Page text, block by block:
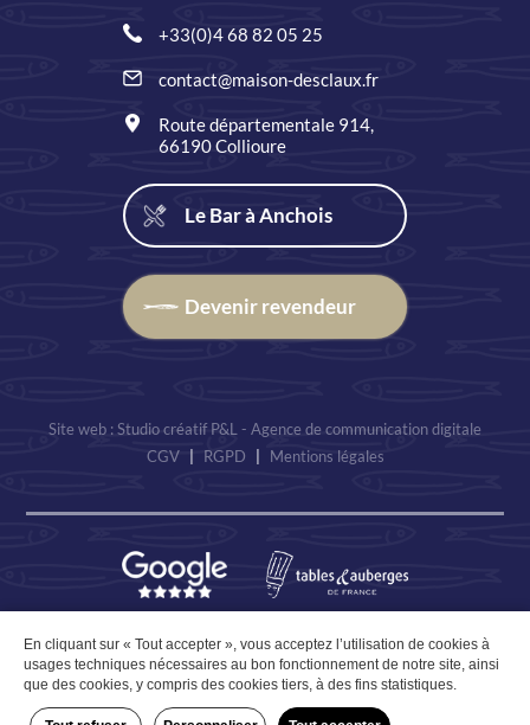
+33(0)4 68 82 05 25
contact@maison-desclaux.fr
Route départementale 914,
66190 Collioure
Le Bar à Anchois
Devenir revendeur
Site web : Studio créatif P&L - Agence de communication digitale
CGV
RGPD Mentions légales
En cliquant sur « Tout accepter », vous acceptez l’utilisation de cookies à
usages techniques nécessaires au bon fonctionnement de notre site, ainsi
que des cookies, y compris des cookies tiers, à des fins statistiques.